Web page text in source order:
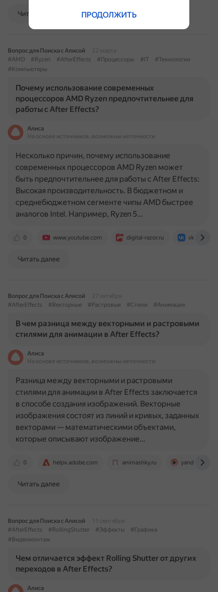
Читать далее
Вопрос для Поиска с Алисой
22 марта
#AMD
#Ryzen #AfterEffects #Процессоры #IT
#Технологии
#Компьютеры
Почему использование современных
процессоров AMD Ryzen предпочтительнее для
работы с After Effects?
Алиса
На основе источников, возможны неточности
0 www.youtube.com digital-razor.ru vk.com
Несколько причин, почему использование
современных процессоров AMD Ryzen может
быть предпочтительнее для работы с After Effects:
Высокая производительность. В бюджетном и
среднебюджетном сегменте чипы AMD быстрее
аналогов Intel. Например, Ryzen 5…
Читать далее
Вопрос для Поиска с Алисой
27 октября
#AfterEffects
#Векторные #Растровые #Стили #Анимация
В чем разница между векторными и растровыми
стилями для анимации в After Effects?
Алиса
На основе источников, возможны неточности
0 helpx.adobe.com animashky.ru yandex.ru
Разница между векторными и растровыми
стилями для анимации в After Effects заключается
в способе создания изображений. Векторные
изображения состоят из линий и кривых, заданных
векторами — математическими объектами,
которые описывают изображение…
Читать далее
Вопрос для Поиска с Алисой
11 сентября
#AfterEffects
#RollingShutter #Эффекты
#Графика
#Видеомонтаж
Чем отличается эффект Rolling Shutter от других
переходов в After Effects?
Алиса
ПРОДОЛЖИТЬ